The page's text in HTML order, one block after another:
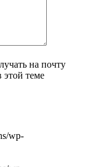
на почту
этой теме